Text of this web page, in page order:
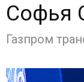
Софья
Газпром